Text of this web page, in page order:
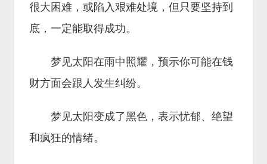
很大困难，或陷入艰难处境，但只要坚持到
底，一定能取得成功。
梦见太阳在雨中照耀，预示你可能在钱
财方面会跟人发生纠纷。
梦见太阳变成了黑色，表示忧郁、绝望
和疯狂的情绪。